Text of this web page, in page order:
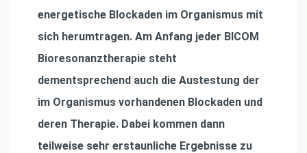
energetische Blockaden im Organismus mit
sich herumtragen. Am Anfang jeder BICOM
Bioresonanztherapie steht
dementsprechend auch die Austestung der
im Organismus vorhandenen Blockaden und
deren Therapie. Dabei kommen dann
teilweise sehr erstaunliche Ergebnisse zu